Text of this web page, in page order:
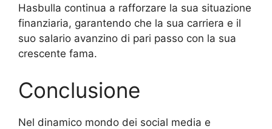
Hasbulla continua a rafforzare la sua situazione
finanziaria, garantendo che la sua carriera e il
suo salario avanzino di pari passo con la sua
crescente fama.
Conclusione
Nel dinamico mondo dei social media e